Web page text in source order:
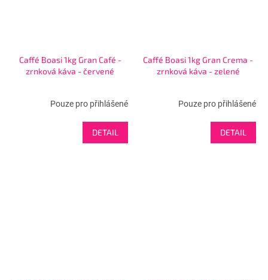
Caffé Boasi 1kg Gran Café -
zrnková káva - červené
Pouze pro přihlášené
DETAIL
Caffé Boasi 1kg Gran Crema -
zrnková káva - zelené
Pouze pro přihlášené
DETAIL